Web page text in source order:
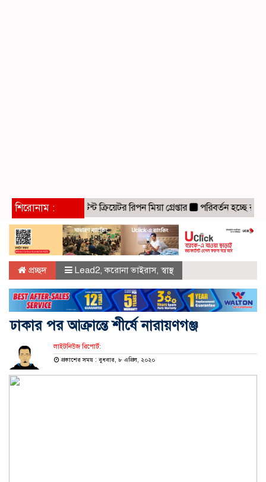
শিরোনাম :কনটেন্ট ক্রিয়েটর রিপন মিয়া গ্রেপ্তার পরিবর্তন হচ্ছে র‌্যাবের
প্রচ্ছদ Lead2,করোনা ভাইরাস,স্বাস্থ
ঢাকার পর আক্রান্তে শীর্ষে নারায়ণগঞ্জ
লাইটনিউজ রিপোর্ট:
প্রকাশের সময় : বুধবার, ৮ এপ্রিল, ২০২০